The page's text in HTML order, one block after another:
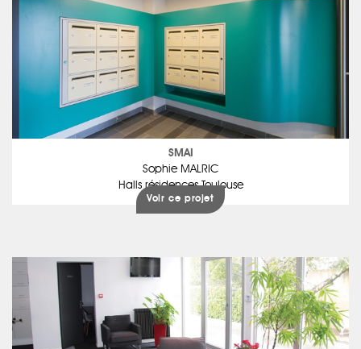
SMAI
Sophie MALRIC
Halls résidences Toulouse
Voir ce projet